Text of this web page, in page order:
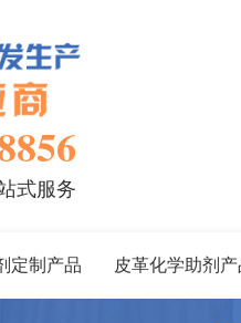
式服务
定制产品 皮革化学助剂产